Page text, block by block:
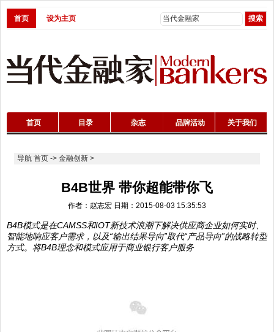
首页 设为主页
首页 目录 杂志 品牌活动 关于我们
导航 首页-> 金融创新>
B4B世界 带你超能带你飞
作者：赵志宏 日期：2015-08-03 15:35:53
B4B模式是在CAMSS和IOT新技术浪潮下解决供应商企业如何实时、
智能地响应客户需求，以及“输出结果导向”取代“产品导向”的战略转型
方式。将B4B理念和模式应用于商业银行客户服务